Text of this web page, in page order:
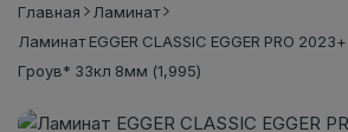
Главная
Ламинат
Ламинат EGGER CLASSIC EGGER PRO
Гроув* 33кл 8мм (1,995)